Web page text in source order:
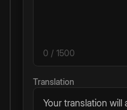
0 / 1500
Translation
Your translation will